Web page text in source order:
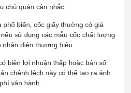
chủ quán cân nhắc.
phổ biến, cốc giấy thường có giá
sử dụng các mẫu cốc chất lượng
diện thương hiệu.
biên lợi nhuận thấp hoặc bán số
chênh lệch này có thể tạo ra ảnh
vận hành.